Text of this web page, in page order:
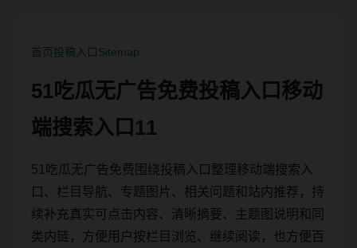
首页投稿入口Sitemap
51吃瓜无广告免费投稿入口移动
端搜索入口11
51吃瓜无广告免费围绕投稿入口整理移动端搜索入
口、栏目导航、专题图片、相关问题和站内推荐，持
续补充真实可点击内容、清晰摘要、主题图说明和同
类内链，方便用户按栏目浏览、继续阅读，也方便百